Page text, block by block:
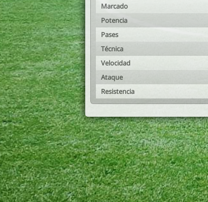
Marcado
Potencia
Pases
Técnica
Velocidad
Ataque
Resistencia